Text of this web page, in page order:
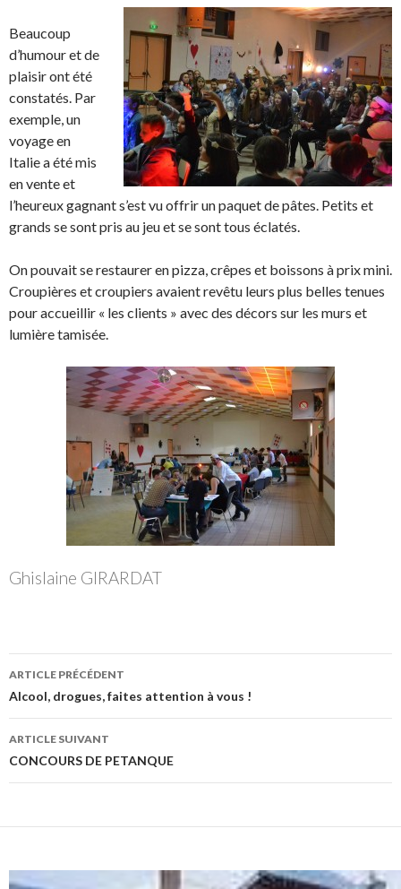
Beaucoup
d’humour et de
plaisir ont été
constatés. Par
exemple, un
voyage en
Italie a été mis
en vente et
l’heureux gagnant s’est vu offrir un paquet de pâtes. Petits et
grands se sont pris au jeu et se sont tous éclatés.
On pouvait se restaurer en pizza, crêpes et boissons à prix mini.
Croupières et croupiers avaient revêtu leurs plus belles tenues
pour accueillir « les clients » avec des décors sur les murs et
lumière tamisée.
Ghislaine GIRARDAT
Navigation
des
articles
ARTICLE PRÉCÉDENT
Alcool, drogues, faites attention à vous !
ARTICLE SUIVANT
CONCOURS DE PETANQUE